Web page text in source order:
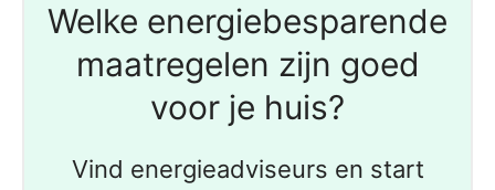
Welke energiebesparende
maatregelen zijn goed
voor je huis?
Vind energieadviseurs en start